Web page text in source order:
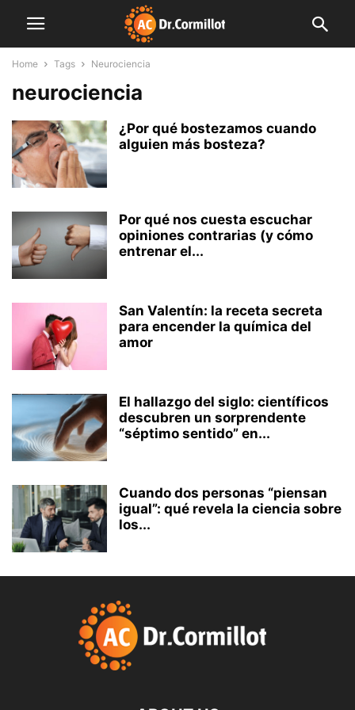
Home Tags Neurociencia
neurociencia
¿Por qué bostezamos cuando
alguien más bosteza?
Por qué nos cuesta escuchar
opiniones contrarias (y cómo
entrenar el...
San Valentín: la receta secreta
para encender la química del
amor
El hallazgo del siglo: científicos
descubren un sorprendente
“séptimo sentido” en...
Cuando dos personas “piensan
igual”: qué revela la ciencia sobre
los...